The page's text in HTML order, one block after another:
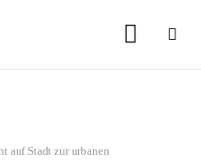
auf Stadt zur urbanen